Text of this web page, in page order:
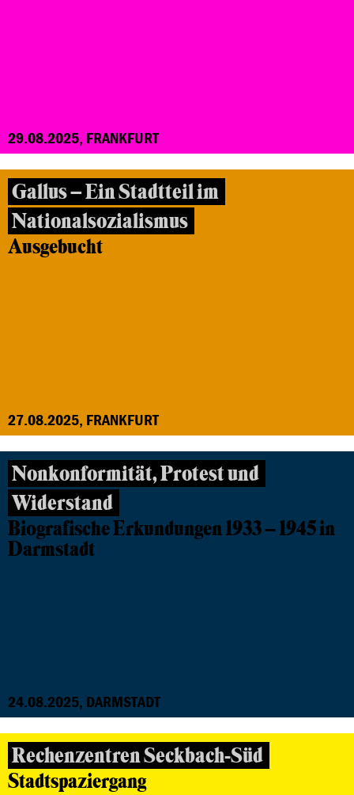
29.08.2025, FRANKFURT
Gallus – Ein Stadtteil im
Nationalsozialismus
Ausgebucht
27.08.2025, FRANKFURT
Nonkonformität, Protest und
Widerstand
Biografische Erkundungen 1933 – 1945 in
Darmstadt
24.08.2025, DARMSTADT
Rechenzentren Seckbach-Süd
Stadtspaziergang